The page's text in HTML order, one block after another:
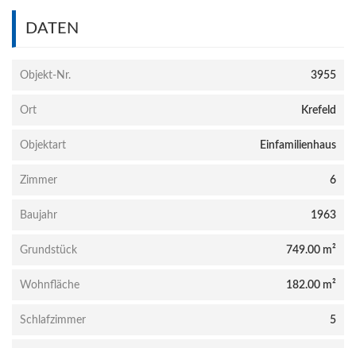
DATEN
Objekt-Nr. 3955
Ort Krefeld
Objektart Einfamilienhaus
Zimmer 6
Baujahr 1963
Grundstück 749.00 m²
Wohnfläche 182.00 m²
Schlafzimmer 5